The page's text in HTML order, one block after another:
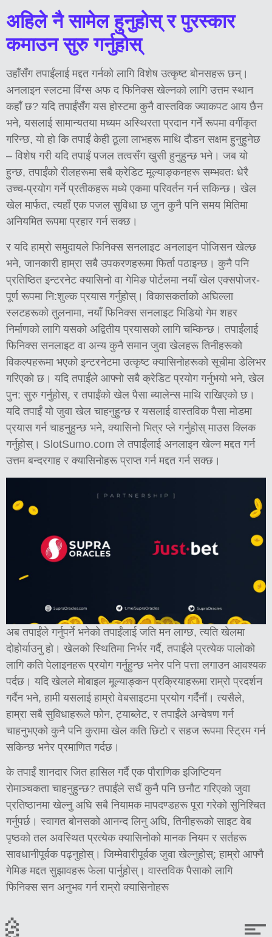
अहिले नै सामेल हुनुहोस् र पुरस्कार
कमाउन सुरु गर्नुहोस्
उहाँसँग तपाईंलाई मद्दत गर्नको लागि विशेष उत्कृष्ट बोनसहरू छन्।
अनलाइन स्लटमा विंग्स अफ द फिनिक्स खेल्नको लागि उत्तम स्थान
कहाँ छ? यदि तपाईंसँग यस होस्टमा कुनै वास्तविक ज्याकपट आय छैन
भने, यसलाई सामान्यतया मध्यम अस्थिरता प्रदान गर्ने रूपमा वर्गीकृत
गरिन्छ, यो हो कि तपाईं केही ठूला लाभहरू माथि दौडन सक्षम हुनुहुनेछ
– विशेष गरी यदि तपाईं पजल तत्वसँग खुसी हुनुहुन्छ भने। जब यो
हुन्छ, तपाईंको रीलहरूमा सबै क्रेडिट मूल्याङ्कनहरू सम्भवतः धेरै
उच्च-प्रयोग गर्ने प्रतीकहरू मध्ये एकमा परिवर्तन गर्न सकिन्छ। खेल
खेल मार्फत, त्यहाँ एक पजल सुविधा छ जुन कुनै पनि समय मितिमा
अनियमित रूपमा प्रहार गर्न सक्छ।
र यदि हाम्रो समुदायले फिनिक्स सनलाइट अनलाइन पोजिसन खेल्छ
भने, जानकारी हाम्रा सबै उपकरणहरूमा फिर्ता पठाइन्छ। कुनै पनि
प्रतिष्ठित इन्टरनेट क्यासिनो वा गेमिङ पोर्टलमा नयाँ खेल एक्सपोजर-
पूर्ण रूपमा नि:शुल्क प्रयास गर्नुहोस्। विकासकर्ताको अघिल्ला
स्लटहरूको तुलनामा, नयाँ फिनिक्स सनलाइट भिडियो गेम शहर
निर्माणको लागि यसको अद्वितीय प्रयासको लागि चम्किन्छ। तपाईंलाई
फिनिक्स सनलाइट वा अन्य कुनै समान जुवा खेलहरू तिनीहरूको
विकल्पहरूमा भएको इन्टरनेटमा उत्कृष्ट क्यासिनोहरूको सूचीमा डेलिभर
गरिएको छ। यदि तपाईंले आफ्नो सबै क्रेडिट प्रयोग गर्नुभयो भने, खेल
पुन: सुरु गर्नुहोस्, र तपाईंको खेल पैसा ब्यालेन्स माथि राखिएको छ।
यदि तपाईं यो जुवा खेल चाहनुहुन्छ र यसलाई वास्तविक पैसा मोडमा
प्रयास गर्न चाहनुहुन्छ भने, क्यासिनो भित्र प्ले गर्नुहोस् माउस क्लिक
गर्नुहोस्। SlotSumo.com ले तपाईंलाई अनलाइन खेल्न मद्दत गर्न
उत्तम बन्दरगाह र क्यासिनोहरू प्राप्त गर्न मद्दत गर्न सक्छ।
अब तपाईंले गर्नुपर्ने भनेको तपाईंलाई जति मन लाग्छ, त्यति खेलमा
दोहोर्याउनु हो। खेलको स्थितिमा निर्भर गर्दै, तपाईंले प्रत्येक पालोको
लागि कति पेलाइनहरू प्रयोग गर्नुहुन्छ भनेर पनि पत्ता लगाउन आवश्यक
पर्दछ। यदि खेलले मोबाइल मूल्याङ्कन प्रक्रियाहरूमा राम्रो प्रदर्शन
गर्दैन भने, हामी यसलाई हाम्रो वेबसाइटमा प्रयोग गर्दैनौं। त्यसैले,
हाम्रा सबै सुविधाहरूले फोन, ट्याब्लेट, र तपाईंले अन्वेषण गर्न
चाहनुभएको कुनै पनि कुरामा खेल कति छिटो र सहज रूपमा स्ट्रिम गर्न
सकिन्छ भनेर प्रमाणित गर्दछ।
के तपाईं शानदार जित हासिल गर्दै एक पौराणिक इजिप्टियन
रोमाञ्चकता चाहनुहुन्छ? तपाईंले सधैं कुनै पनि छनौट गरिएको जुवा
प्रतिष्ठानमा खेल्नु अघि सबै नियामक मापदण्डहरू पूरा गरेको सुनिश्चित
गर्नुपर्छ। स्वागत बोनसको आनन्द लिनु अघि, तिनीहरूको साइट वेब
पृष्ठको तल अवस्थित प्रत्येक क्यासिनोको मानक नियम र सर्तहरू
सावधानीपूर्वक पढ्नुहोस्। जिम्मेवारीपूर्वक जुवा खेल्नुहोस्; हाम्रो आफ्नै
गेमिङ मद्दत सुझावहरू फेला पार्नुहोस्। वास्तविक पैसाको लागि
फिनिक्स सन अनुभव गर्न राम्रो क्यासिनोहरू